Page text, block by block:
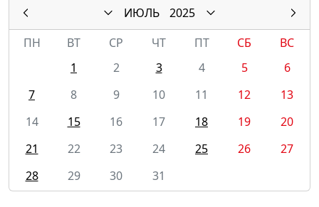
ИЮЛЬ
2025
ПН
ВТ СР ЧТ ПТ СБ
ВС
1
2 3 4 5
6
7
8 9 10 11 12
13
14
15 16 17 18 19
20
21
22 23 24 25 26
27
28
29 30 31